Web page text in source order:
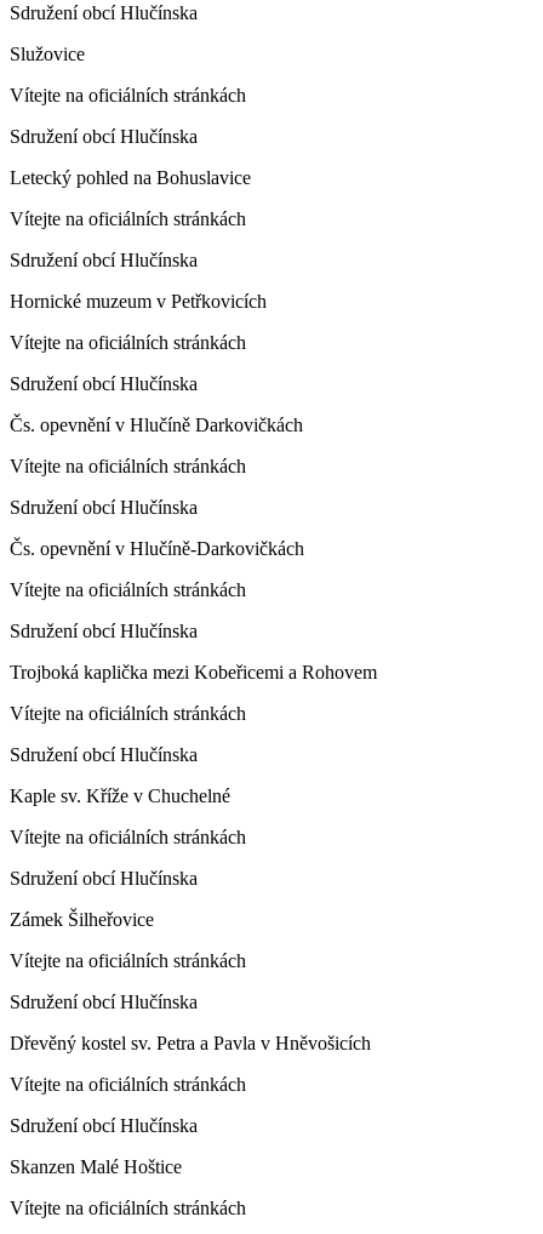
Sdružení obcí Hlučínska
Služovice
Vítejte na oficiálních stránkách
Sdružení obcí Hlučínska
Letecký pohled na Bohuslavice
Vítejte na oficiálních stránkách
Sdružení obcí Hlučínska
Hornické muzeum v Petřkovicích
Vítejte na oficiálních stránkách
Sdružení obcí Hlučínska
Čs. opevnění v Hlučíně Darkovičkách
Vítejte na oficiálních stránkách
Sdružení obcí Hlučínska
Čs. opevnění v Hlučíně-Darkovičkách
Vítejte na oficiálních stránkách
Sdružení obcí Hlučínska
Trojboká kaplička mezi Kobeřicemi a Rohovem
Vítejte na oficiálních stránkách
Sdružení obcí Hlučínska
Kaple sv. Kříže v Chuchelné
Vítejte na oficiálních stránkách
Sdružení obcí Hlučínska
Zámek Šilheřovice
Vítejte na oficiálních stránkách
Sdružení obcí Hlučínska
Dřevěný kostel sv. Petra a Pavla v Hněvošicích
Vítejte na oficiálních stránkách
Sdružení obcí Hlučínska
Skanzen Malé Hoštice
Vítejte na oficiálních stránkách